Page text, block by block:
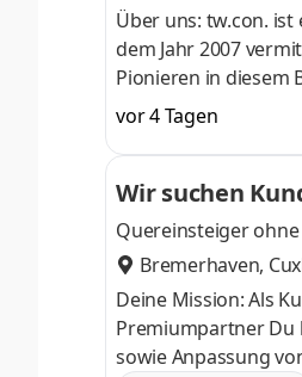
Über uns: tw.con.
dem Jahr 2007
Pionieren in diesem
sowie die
und
Beginn: Zum
außergewöhnlich
vor 4 Tagen
Wir suchen
Quereinsteiger
Bremerhaven,
Deine Mission: Als
Premiumpartner Du bist für die Beratung und die Betreuung von Neu- und Bestandskunden zuständig Die Erstellung
sowie Anpassung